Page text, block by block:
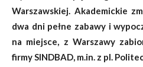
Warszawskiej. Akademickie
dwa dni pełne zabawy i
na miejsce, z Warszawy
firmy SINDBAD, m.in. z pl.